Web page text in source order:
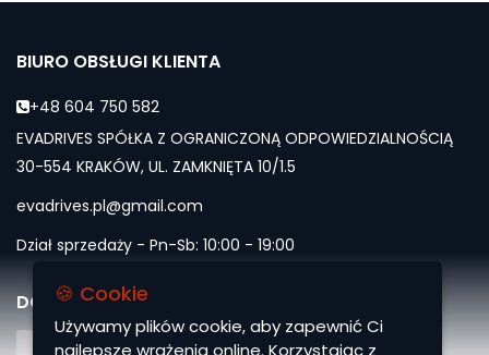
BIURO OBSŁUGI KLIENTA
+48 604 750 582
EVADRIVES SPÓŁKA Z OGRANICZONĄ ODPOWIEDZIALNOŚCIĄ
30-554 KRAKÓW, UL. ZAMKNIĘTA 10/1.5
evadrives.pl@gmail.com
Dział sprzedaży - Pn-Sb: 10:00 - 19:00
DOŁĄCZ DO NAS
🍪 Cookie
Używamy plików cookie, aby zapewnić Ci
najlepsze wrażenia online. Korzystając z